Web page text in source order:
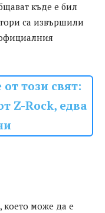
къде е бил
са извършили
този свят:
Z-Rock, едва
което може да е